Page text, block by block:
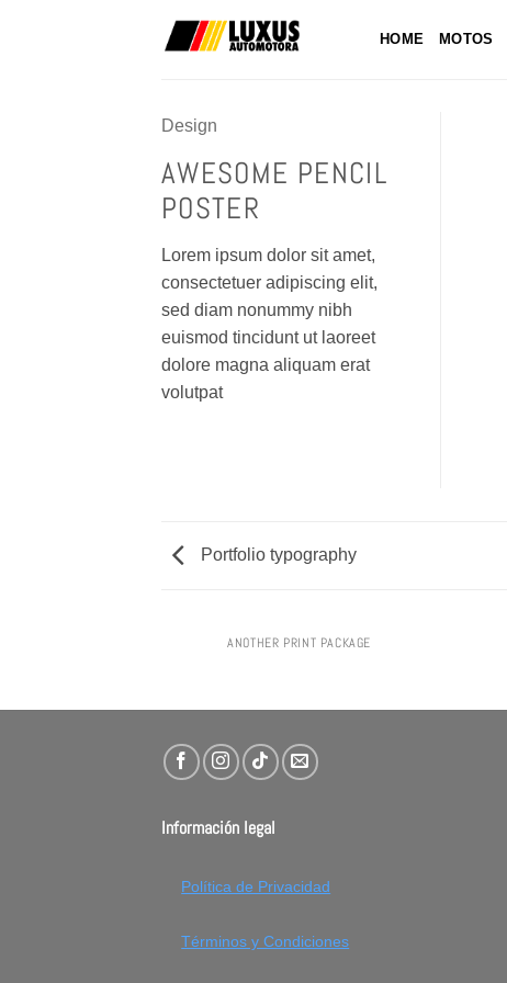
HOME MOTOS
Design
AWESOME PENCIL
POSTER
Lorem ipsum dolor sit amet,
consectetuer adipiscing elit,
sed diam nonummy nibh
euismod tincidunt ut laoreet
dolore magna aliquam erat
volutpat
Portfolio typography
ANOTHER PRINT PACKAGE
Información legal
Política de Privacidad
Términos y Condiciones